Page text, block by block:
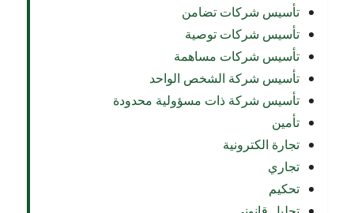
تأسيس شركات تضامن
تأسيس شركات توصية
تأسيس شركات مساهمة
تأسيس شركة الشخص الواحد
تأسيس شركة ذات مسؤولية محدودة
تأمين
تجارة الكترونية
تجاري
تحكيم